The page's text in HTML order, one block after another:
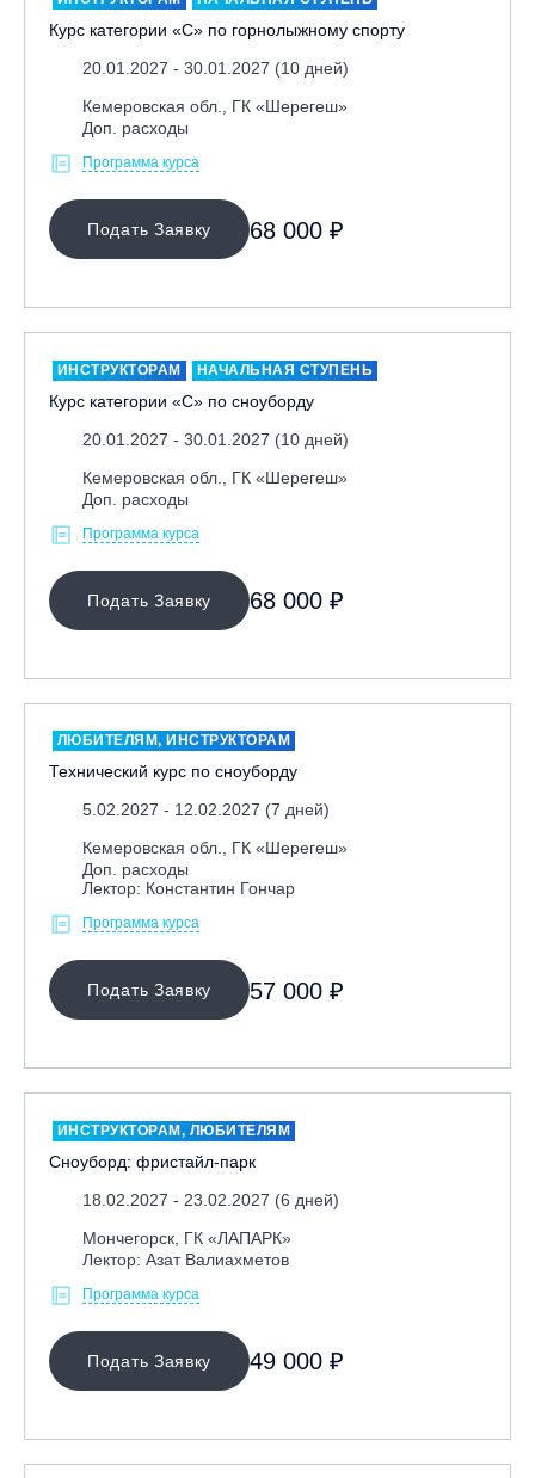
Курс категории «С» по горнолыжному спорту
20.01.2027 - 30.01.2027 (10 дней)
Кемеровская обл., ГК «Шерегеш»
Доп. расходы
Программа курса
Подать Заявку 68 000 ₽
ИНСТРУКТОРАМ НАЧАЛЬНАЯ СТУПЕНЬ
Курс категории «С» по сноуборду
20.01.2027 - 30.01.2027 (10 дней)
Кемеровская обл., ГК «Шерегеш»
Доп. расходы
Программа курса
Подать Заявку 68 000 ₽
ЛЮБИТЕЛЯМ, ИНСТРУКТОРАМ
Технический курс по сноуборду
5.02.2027 - 12.02.2027 (7 дней)
Кемеровская обл., ГК «Шерегеш»
Доп. расходы
Лектор: Константин Гончар
Программа курса
Подать Заявку 57 000 ₽
ИНСТРУКТОРАМ, ЛЮБИТЕЛЯМ
Сноуборд: фристайл-парк
18.02.2027 - 23.02.2027 (6 дней)
Мончегорск, ГК «ЛАПАРК»
Лектор: Азат Валиахметов
Программа курса
Подать Заявку 49 000 ₽